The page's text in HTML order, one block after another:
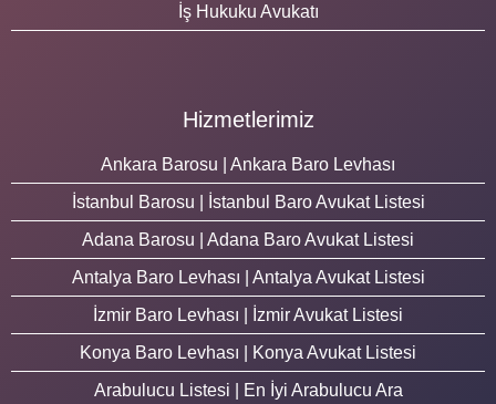
İş Hukuku Avukatı
Hizmetlerimiz
Ankara Barosu | Ankara Baro Levhası
İstanbul Barosu | İstanbul Baro Avukat Listesi
Adana Barosu | Adana Baro Avukat Listesi
Antalya Baro Levhası | Antalya Avukat Listesi
İzmir Baro Levhası | İzmir Avukat Listesi
Konya Baro Levhası | Konya Avukat Listesi
Arabulucu Listesi | En İyi Arabulucu Ara